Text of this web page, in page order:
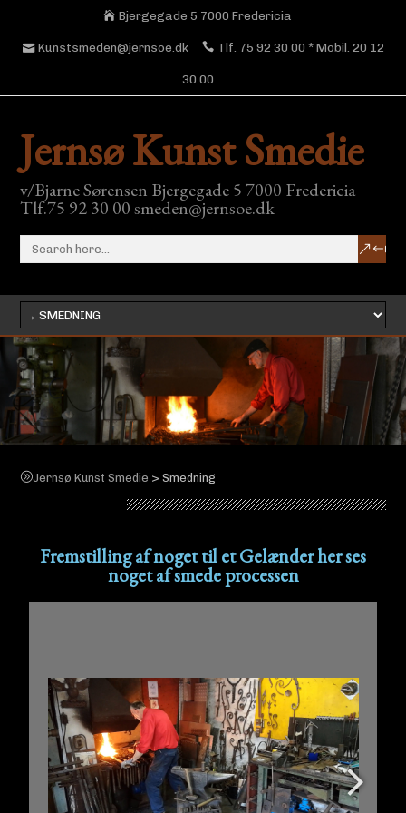
Bjergegade 5 7000 Fredericia
Kunstsmeden@jernsoe.dk Tlf. 75 92 30 00 * Mobil. 20 12
30 00
Jernsø Kunst Smedie
v/Bjarne Sørensen Bjergegade 5 7000 Fredericia
Tlf.75 92 30 00 smeden@jernsoe.dk
Jernsø Kunst Smedie >Smedning
Fremstilling af noget til et Gelænder her ses
noget af smede processen